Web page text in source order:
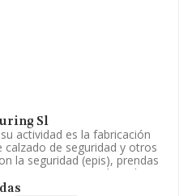
Sl
actividad es la fabricación
calzado de seguridad y otros
la seguridad (epis), prendas
y carteras, tanto de piel
La empresa está